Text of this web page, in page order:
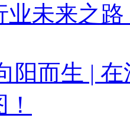
业未来之路
阳而生 |